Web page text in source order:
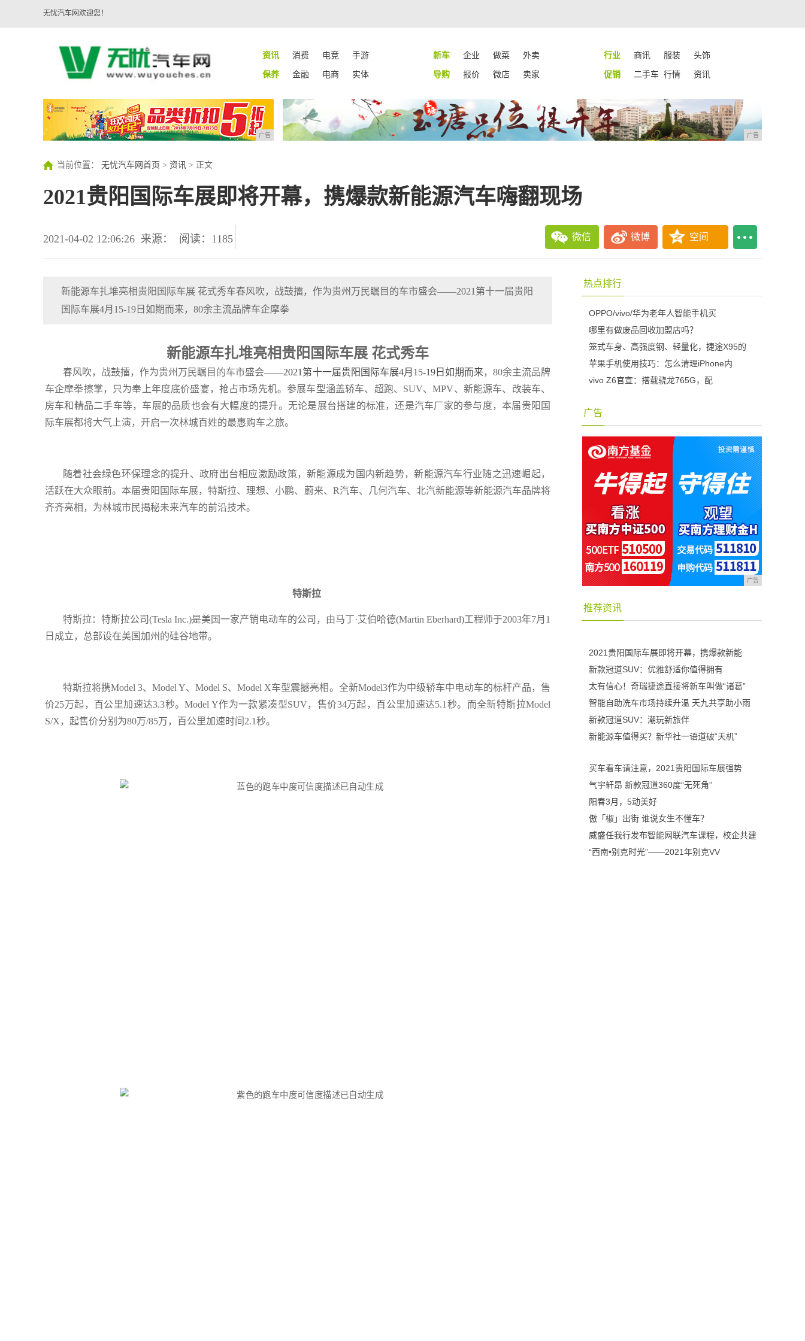
无忧汽车网欢迎您！
资讯 消费 电竞 手游 新车 企业 做菜 外卖 行业 商讯 服装
头饰
保养
金融 电商 实体 导购 报价 微店 卖家 促销 二手车 行情 资讯
广告 广告
当前位置： 无忧汽车网首页 > 资讯 > 正文
2021贵阳国际车展即将开幕，携爆款新能源汽车嗨翻现场
2021-04-02 12:06:26 来源： 阅读：1185 微信 微博 空间
新能源车扎堆亮相贵阳国际车展 花式秀车春风吹，战鼓擂，作为贵州万民瞩目的车市盛会——2021第十一届贵阳
国际车展4月15-19日如期而来，80余主流品牌车企摩拳
新能源车扎堆亮相贵阳国际车展 花式秀车
春风吹，战鼓擂，作为贵州万民瞩目的车市盛会——2021第十一届贵阳国际车展4月15-19日如期而来 ，80余主流品牌
车企摩拳擦掌，只为奉上年度底价盛宴，抢占市场先机。参展车型涵盖轿车、超跑、SUV、MPV、新能源车、改装车、
房车和精品二手车等，车展的品质也会有大幅度的提升。无论是展台搭建的标准，还是汽车厂家的参与度，本届贵阳国
际车展都将大气上演，开启一次林城百姓的最惠购车之旅。
随着社会绿色环保理念的提升、政府出台相应激励政策，新能源成为国内新趋势，新能源汽车行业随之迅速崛起，
活跃在大众眼前。本届贵阳国际车展，特斯拉、理想、小鹏、蔚来、R汽车、几何汽车、北汽新能源等新能源汽车品牌将
齐齐亮相，为林城市民揭秘未来汽车的前沿技术。
特斯拉
特斯拉：特斯拉公司(Tesla Inc.)是美国一家产销电动车的公司，由马丁·艾伯哈德(Martin Eberhard)工程师于2003年7月1
日成立，总部设在美国加州的硅谷地带。
特斯拉将携Model 3、Model Y、Model S、Model X车型震撼亮相。全新Model3作为中级轿车中电动车的标杆产品，售
价25万起，百公里加速达3.3秒。Model Y作为一款紧凑型SUV，售价34万起，百公里加速达5.1秒。而全新特斯拉Model
S/X，起售价分别为80万/85万，百公里加速时间2.1秒。
热点排行
OPPO/vivo/华为老年人智能手机买
哪里有做废品回收加盟店吗？
笼式车身、高强度钢、轻量化，捷途X95的
苹果手机使用技巧：怎么清理iPhone内
vivo Z6官宣：搭载骁龙765G，配
广告
广告
推荐资讯
2021贵阳国际车展即将开幕，携爆款新能
新款冠道SUV：优雅舒适你值得拥有
太有信心！奇瑞捷途直接将新车叫做“诸葛”
智能自助洗车市场持续升温 天九共享助小雨
新款冠道SUV：潮玩新旅伴
新能源车值得买？新华社一语道破“天机”
买车看车请注意，2021贵阳国际车展强势
气宇轩昂 新款冠道360度“无死角”
阳春3月，5动美好
傲「椒」出街 谁说女生不懂车？
威盛任我行发布智能网联汽车课程，校企共建
“西南•别克时光”——2021年别克VV